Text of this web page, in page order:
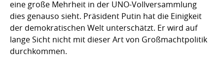
eine große Mehrheit in der UNO-Vollversammlung
dies genauso sieht. Präsident Putin hat die Einigkeit
der demokratischen Welt unterschätzt. Er wird auf
lange Sicht nicht mit dieser Art von Großmachtpolitik
durchkommen.